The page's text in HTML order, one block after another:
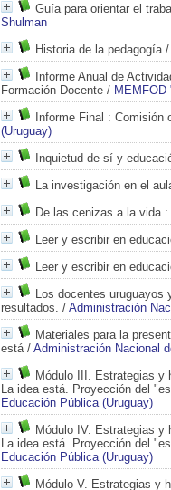
Guía para orientar el
Shulman
Historia de la pedagogía
Informe Anual de
Formación Docente / MEMFOD
Informe Final : Comisión
(Uruguay)
Inquietud de sí y
La investigación en el
De las cenizas a la vida:
Leer y escribir en
Leer y escribir en
Los docentes
resultados. / Administración
Materiales para la
está/ Administración Nacional
Módulo III. Estrategias y
La idea está. Proyección del
Educación Pública (Uruguay)
Módulo IV. Estrategias y
La idea está. Proyección del
Educación Pública (Uruguay)
Módulo V. Estrategias y